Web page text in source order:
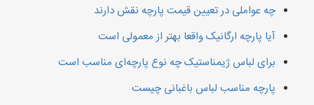
چه عواملی در تعیین قیمت پارچه نقش دارند
آیا پارچه ارگانیک واقعا بهتر از معمولی است
برای لباس ژیمناستیک چه نوع پارچه‌ای مناسب است
پارچه مناسب لباس باغبانی چیست